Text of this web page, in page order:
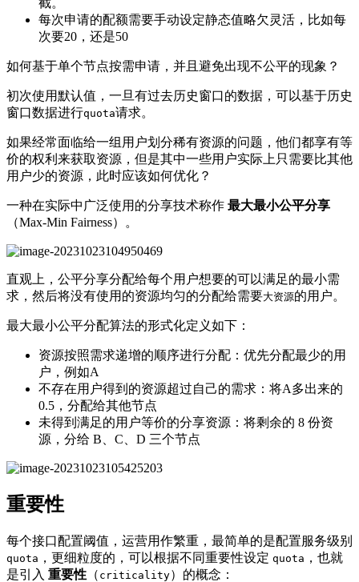
截。
每次申请的配额需要手动设定静态值略欠灵活，比如每
次要20，还是50
如何基于单个节点按需申请，并且避免出现不公平的现象？
初次使用默认值，一旦有过去历史窗口的数据，可以基于历史
窗口数据进行quota请求。
如果经常面临给一组用户划分稀有资源的问题，他们都享有等
价的权利来获取资源，但是其中一些用户实际上只需要比其他
用户少的资源，此时应该如何优化？
一种在实际中广泛使用的分享技术称作 最大最小公平分享
（Max-Min Fairness）。
直观上，公平分享分配给每个用户想要的可以满足的最小需
求，然后将没有使用的资源均匀的分配给需要大资源的用户。
最大最小公平分配算法的形式化定义如下：
资源按照需求递增的顺序进行分配：优先分配最少的用
户，例如A
不存在用户得到的资源超过自己的需求：将A多出来的
0.5，分配给其他节点
未得到满足的用户等价的分享资源：将剩余的 8 份资
源，分给 B、C、D 三个节点
重要性
每个接口配置阈值，运营用作繁重，最简单的是配置服务级别
quota ，更细粒度的，可以根据不同重要性设定 quota ，也就
是引入 重要性 （ criticality）的概念：